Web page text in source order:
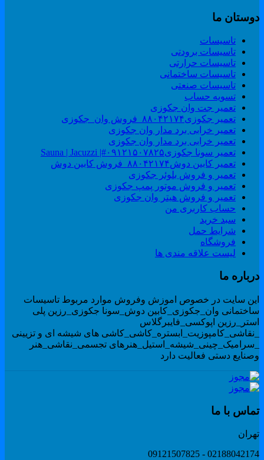
ما
تاسیسات
تاسیسات برودتی
تاسیسات حرارتی
تاسیسات ساختمانی
تاسیسات صنعتی
تسویه حساب
تعمیر جت وان جکوزی
تعمیر جکوزی۸۸۰۴۲۱۷۴_فروش وان_جکوزی
تعمیر خرابی برد مدار وان جکوزی
تعمیر خرابی برد مدار وان جکوزی
تعمیر سونا جکوزی۰۹۱۲۱۵۰۷۸۲۵#| Sauna | Jacuzzi
تعمیر کابین دوش۸۸۰۴۲۱۷۴_فروش کابین دوش
تعمیر و فروش بلوئر جکوزی
تعمیر و فروش موتور پمپ جکوزی
تعمیر و فروش هیتر وان جکوزی
حساب کاربری من
سبد خرید
شرایط حمل
فروشگاه
لیست علاقه مندی ها
ما
سایت در خصوص اموزش وفروش موارد مربوط تاسیسات
وان_جکوزی_کابین دوش_سونا جکوزی_رزین پلی
اپوکسی_فایبرگلاس
های شیشه ای و تزیینی
تجسمی_نقاشی_هنر
دستی فعالیت دارد
با ما
02188042174 -